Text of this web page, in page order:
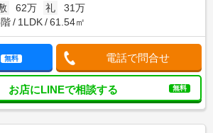
62万 礼
31万
1LDK 61.54㎡
無料 電話で問合せ
お店にLINEで相談する 無料